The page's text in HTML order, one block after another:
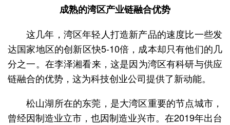
成熟的湾区产业链融合优势
这几年，湾区年轻人打造新产品的速度比一些发
达国家地区的创新区快5-10倍，成本却只有他们的几
分之一。在李泽湘看来，这是因为湾区有科研与供应
链融合的优势，这为科技创业公司提供了新动能。
松山湖所在的东莞，是大湾区重要的节点城市，
曾经因制造业立市，也因制造业兴市。在2019年出台